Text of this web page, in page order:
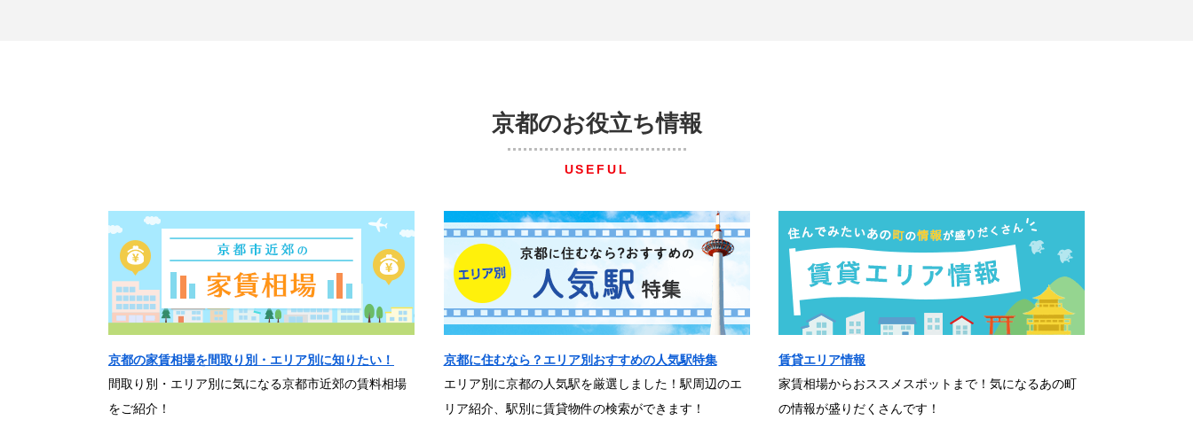
京都のお役立ち情報
USEFUL
京都の家賃相場を間取り別・エリア別に知りたい！
間取り別・エリア別に気になる京都市近郊の賃料相場
をご紹介！
京都に住むなら？エリア別おすすめの人気駅特集
エリア別に京都の人気駅を厳選しました！駅周辺のエ
リア紹介、駅別に賃貸物件の検索ができます！
賃貸エリア情報
家賃相場からおススメスポットまで！気になるあの町
の情報が盛りだくさんです！